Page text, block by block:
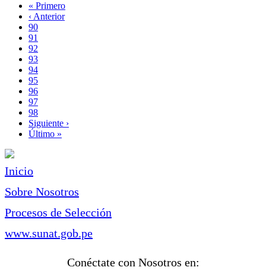
Paginación
Primera
página
« Primero
Página
anterior
‹ Anterior
Page
90
Page
91
Page
92
Page
93
Página
actual
94
Page
95
Page
96
Page
97
Page
98
Siguiente
página
Siguiente ›
Última
Último »
Inicio
Sobre Nosotros
Procesos de Selección
www.sunat.gob.pe
Conéctate con Nosotros en: